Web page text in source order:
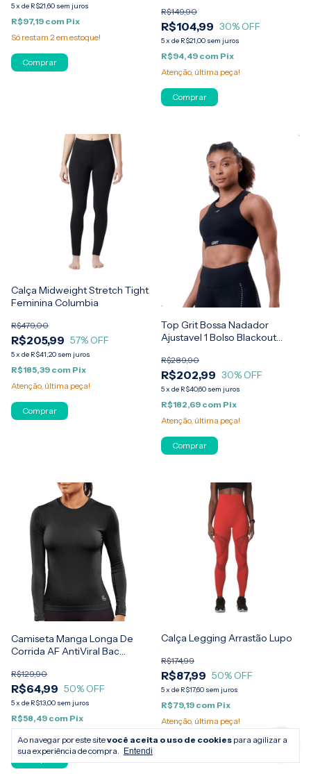
Ao navegar por este sitevocê aceita o uso de cookies para agilizar a
sua experiência de compra.
Entendi
5x de R$21,60 sem juros
R$97,19 com Pix
Só restam 2 em estoque!
Comprar
R$104,99
R$149,90
30% OFF
5x de R$21,00 sem juros
R$94,49 com Pix
Atenção, última peça!
Comprar
Calça Midweight Stretch Tight
Feminina Columbia
R$205,99
R$479,00
57% OFF
5x de R$41,20 sem juros
R$185,39 com Pix
Atenção, última peça!
Comprar
Top Grit Bossa Nadador
Ajustavel 1 Bolso Blackout
R$202,99
R$289,90
30% OFF
5x de R$40,60 sem juros
R$182,69 com Pix
Atenção, última peça!
Comprar
Camiseta Manga Longa De
Corrida AF AntiViral Bac
R$64,99
R$129,90
50% OFF
5x de R$13,00 sem juros
R$58,49 com Pix
Calça Legging Arrastão Lupo
R$87,99
R$174,99
50% OFF
5x de R$17,60 sem juros
R$79,19 com Pix
Atenção, última peça!
Comprar